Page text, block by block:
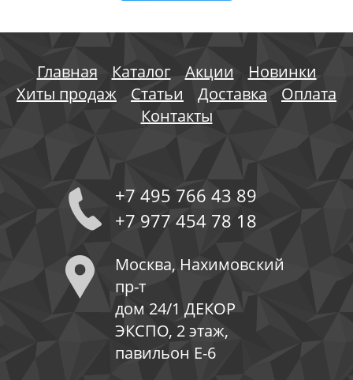
Главная Каталог Акции
Новинки
Хиты продаж
Статьи Доставка
Оплата
Контакты
+7 495 766 43 89
+7 977 454 78 18
Москва, Нахимовский
пр-т
дом 24/1 ДЕКОР
ЭКСПО, 2 этаж,
павильон Е-6